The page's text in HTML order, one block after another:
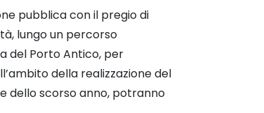
pubblica con il pregio di
lungo un percorso
del Porto Antico, per
della realizzazione del
dello scorso anno, potranno